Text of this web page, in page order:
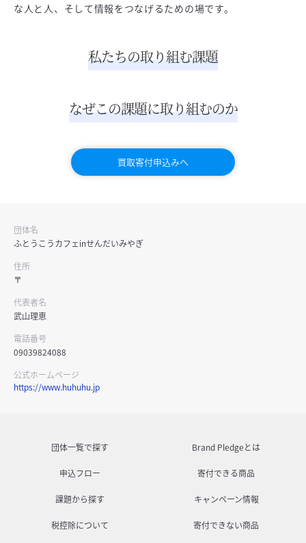
な人と人、そして情報をつなげるための場です。
私たちの取り組む課題
なぜこの課題に取り組むのか
買取寄付申込みへ
団体名
ふとうこうカフェinせんだいみやぎ
住所
〒
代表者名
武山理恵
電話番号
09039824088
公式ホームページ
https://www.huhuhu.jp
団体一覧で探す Brand Pledgeとは
申込フロー 寄付できる商品
課題から探す キャンペーン情報
税控除について 寄付できない商品